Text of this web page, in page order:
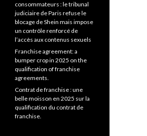
consommateurs : le tribunal
judiciaire de Paris refuse le
blocage de Shein mais impose
un contrôle renforcé de
l’accès aux contenus sexuels
Franchise agreement: a
bumper crop in 2025 on the
qualification of franchise
agreements.
Contrat de franchise : une
belle moisson en 2025 sur la
qualification du contrat de
franchise.